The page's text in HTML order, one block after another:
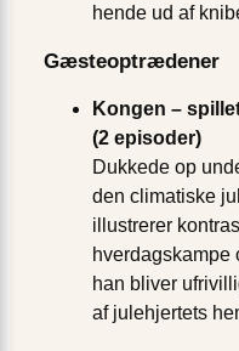
hende ud af
Gæsteoptrædener
Kongen –
(2 episoder)
Dukkede op
den climatiske
illustrerer
hverdagskampe
han bliver
af julehjertets